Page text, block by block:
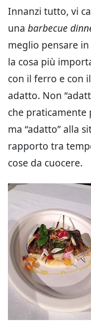
Innanzi tutto, vi
una barbecue
meglio pensare
la cosa più
con il ferro e con
adatto. Non
che praticamente
ma “adatto” alla
rapporto tra
cose da cuocere.